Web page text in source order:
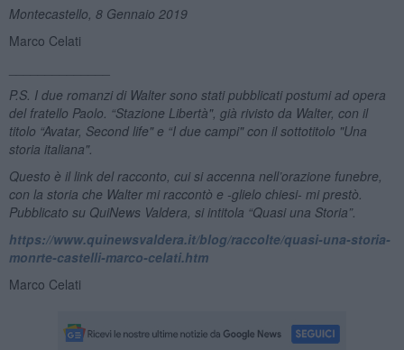
Montecastello, 8 Gennaio 2019
Marco Celati
P.S. I due romanzi di Walter sono stati pubblicatipostumi ad opera
del fratello Paolo. “Stazione Libertà", già rivisto da Walter, con il
titolo “Avatar, Second life" e “I due campi" con il sottotitolo "Una
storia italiana".
Questo è il link del racconto, cui si accenna nell’orazione funebre,
con la storia che Walter mi raccontò e -glielo chiesi- mi prestò.
Pubblicato su QuiNews Valdera, si intitola “Quasi una Storia”.
https://www.quinewsvaldera.it/blog/raccolte/quasi-una-storia-
monrte-castelli-marco-celati.htm
Marco Celati